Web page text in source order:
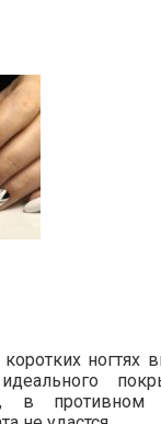
ногтях
в противном